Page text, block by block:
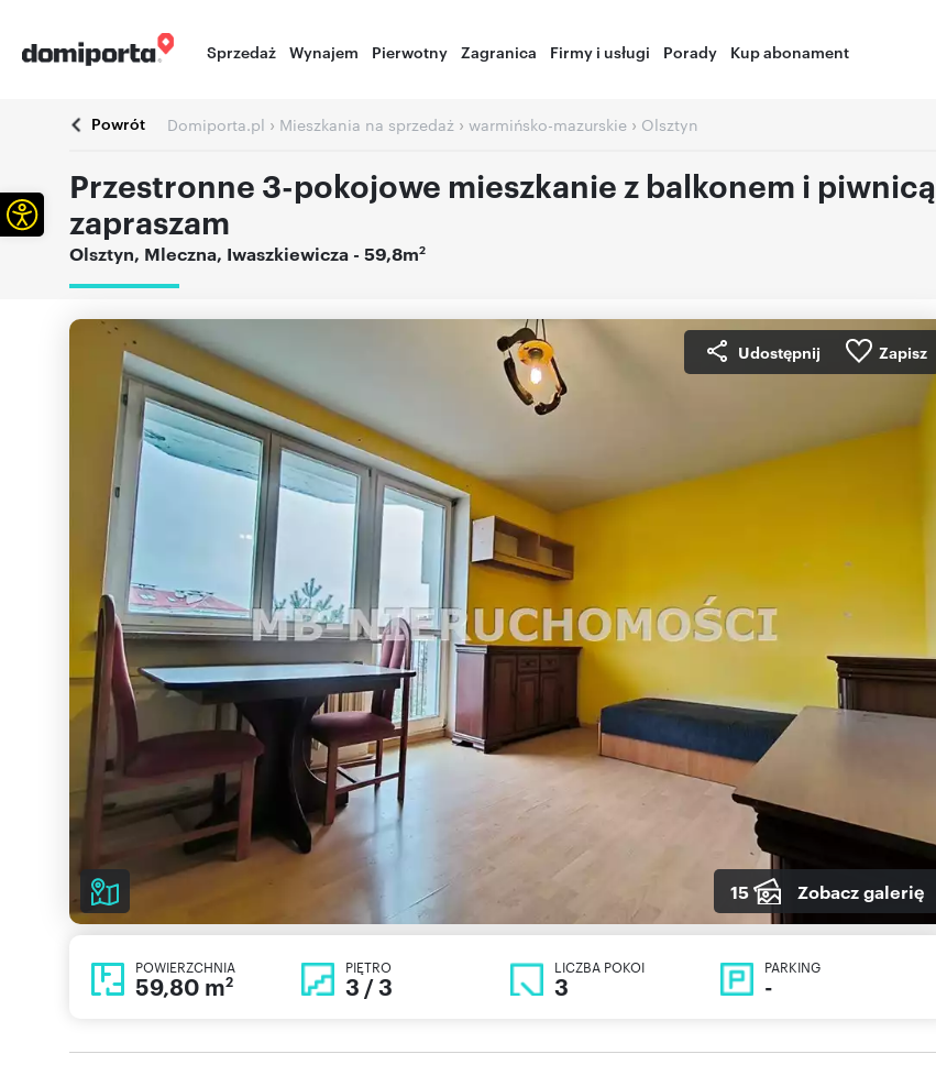
Sprzedaż Wynajem Pierwotny Zagranica Firmy i usługi Porady Kup abonament
Powrót Domiporta.pl › Mieszkania na sprzedaż › warmińsko-mazurskie › Olsztyn
Przestronne 3-pokojowe mieszkanie z balkonem i piwnicą
zapraszam
Olsztyn, Mleczna, Iwaszkiewicza - 59,8m2
Udostępnij Zapisz
15 Zobacz galerię
POWIERZCHNIA
59,80 m2
PIĘTRO
3 / 3
LICZBA POKOI
3
PARKING
-
Otwórz pasek narzędzi